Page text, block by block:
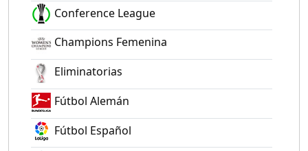
Conference League
Champions Femenina
Eliminatorias
Fútbol Alemán
Fútbol Español